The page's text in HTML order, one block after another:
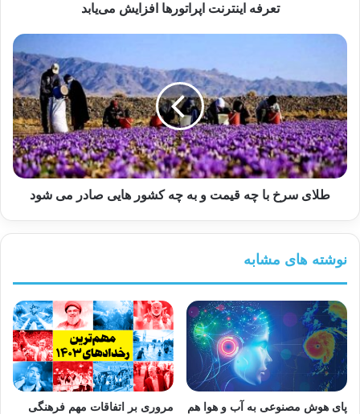
تعرفه اینترنت اپراتورها افزایش می‌یابد
طلای سرخ با چه قیمت و به چه کشور هایی صادر می شود
نوشته های مشابه
پای هوش مصنوعی به آب و هوا هم
مروری بر اتفاقات مهم فرهنگی